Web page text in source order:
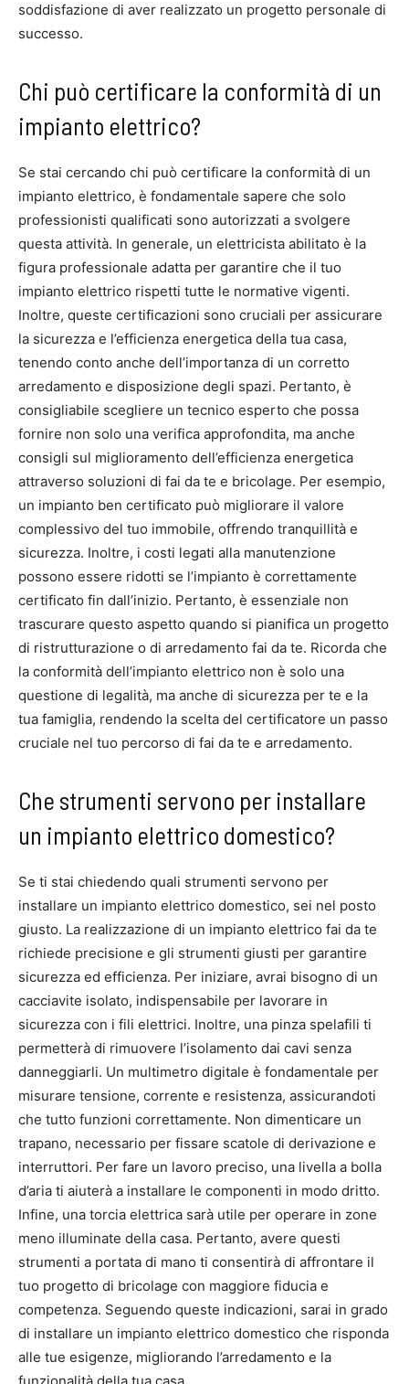
soddisfazione di aver realizzato un progetto personale di
successo.
Chi può certificare la conformità di un
impianto elettrico?
Se stai cercando chi può certificare la conformità di un
impianto elettrico, è fondamentale sapere che solo
professionisti qualificati sono autorizzati a svolgere
questa attività. In generale, un elettricista abilitato è la
figura professionale adatta per garantire che il tuo
impianto elettrico rispetti tutte le normative vigenti.
Inoltre, queste certificazioni sono cruciali per assicurare
la sicurezza e l’efficienza energetica della tua casa,
tenendo conto anche dell’importanza di un corretto
arredamento e disposizione degli spazi. Pertanto, è
consigliabile scegliere un tecnico esperto che possa
fornire non solo una verifica approfondita, ma anche
consigli sul miglioramento dell’efficienza energetica
attraverso soluzioni di fai da te e bricolage. Per esempio,
un impianto ben certificato può migliorare il valore
complessivo del tuo immobile, offrendo tranquillità e
sicurezza. Inoltre, i costi legati alla manutenzione
possono essere ridotti se l’impianto è correttamente
certificato fin dall’inizio. Pertanto, è essenziale non
trascurare questo aspetto quando si pianifica un progetto
di ristrutturazione o di arredamento fai da te. Ricorda che
la conformità dell’impianto elettrico non è solo una
questione di legalità, ma anche di sicurezza per te e la
tua famiglia, rendendo la scelta del certificatore un passo
cruciale nel tuo percorso di fai da te e arredamento.
Che strumenti servono per installare
un impianto elettrico domestico?
Se ti stai chiedendo quali strumenti servono per
installare un impianto elettrico domestico, sei nel posto
giusto. La realizzazione di un impianto elettrico fai da te
richiede precisione e gli strumenti giusti per garantire
sicurezza ed efficienza. Per iniziare, avrai bisogno di un
cacciavite isolato, indispensabile per lavorare in
sicurezza con i fili elettrici. Inoltre, una pinza spelafili ti
permetterà di rimuovere l’isolamento dai cavi senza
danneggiarli. Un multimetro digitale è fondamentale per
misurare tensione, corrente e resistenza, assicurandoti
che tutto funzioni correttamente. Non dimenticare un
trapano, necessario per fissare scatole di derivazione e
interruttori. Per fare un lavoro preciso, una livella a bolla
d’aria ti aiuterà a installare le componenti in modo dritto.
Infine, una torcia elettrica sarà utile per operare in zone
meno illuminate della casa. Pertanto, avere questi
strumenti a portata di mano ti consentirà di affrontare il
tuo progetto di bricolage con maggiore fiducia e
competenza. Seguendo queste indicazioni, sarai in grado
di installare un impianto elettrico domestico che risponda
alle tue esigenze, migliorando l’arredamento e la